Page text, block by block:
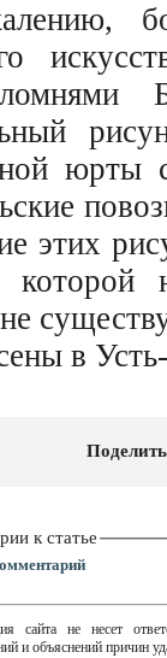
юрты
этих
которой
в
к статье
сайта не несет
и объяснений причин